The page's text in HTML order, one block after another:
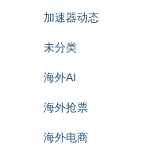
加速器动态
未分类
海外AI
海外抢票
海外电商